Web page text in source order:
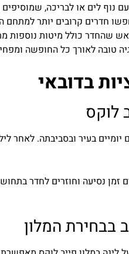
נוף לים או לבריכה,
חדרים קרובים יותר
שהחדר כולל מיטות נוספות
לאורך כל החופשה
בדובאי
לוקס
יומיים בעיר ובסביבתה.
זמן נסיעה וחוזרים לחדר
בבחירת המלון